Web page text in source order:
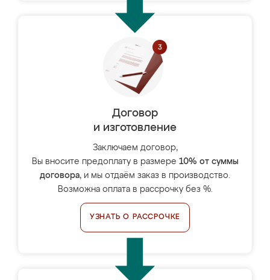
Договор
и изготовление
Заключаем договор,
Вы вносите предоплату в размере 10% от суммы
договора, и мы отдаём заказ в производство.
Возможна оплата в рассрочку без %.
УЗНАТЬ О РАССРОЧКЕ